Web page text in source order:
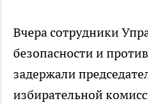
Вчера сотрудники
безопасности и
задержали
избирательной